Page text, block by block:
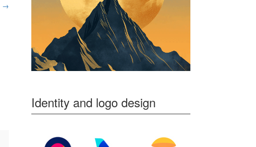
→
Identity and logo design